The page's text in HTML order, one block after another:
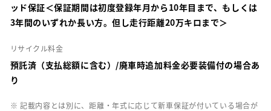
ッド保証＜保証期間は初度登録年月から10年目まで、もしくは
3年間のいずれか長い方。但し走行距離20万キロまで＞
リサイクル料金
預託済（支払総額に含む）/廃車時追加料金必要装備付の場合あ
り
※ 記載内容とは別に、距離・年式に応じて新車保証が付いている場合が